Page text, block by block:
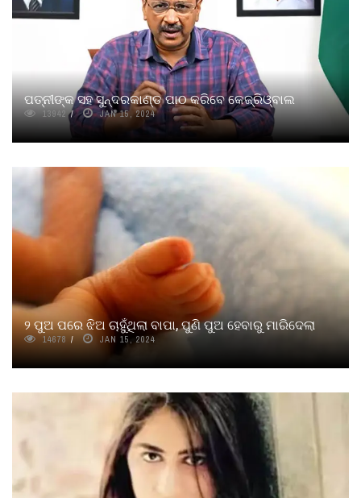
ପତ୍ନୀଙ୍କ ସହ ସୁନ୍ଦରକାଣ୍ଡ ପାଠ କରିବେ କେଜ୍ରିଓ୍ବାଲ
13942 JAN 15, 2024
୨ ପୁଅ ପରେ ଝିଅ ଚାହୁଁଥିଲା ବାପା, ପୁଣି ପୁଅ ହେବାରୁ ମାରିଦେଲା
14678 JAN 15, 2024